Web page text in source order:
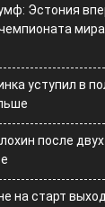
Эстония
уступил в
после двух
на старт